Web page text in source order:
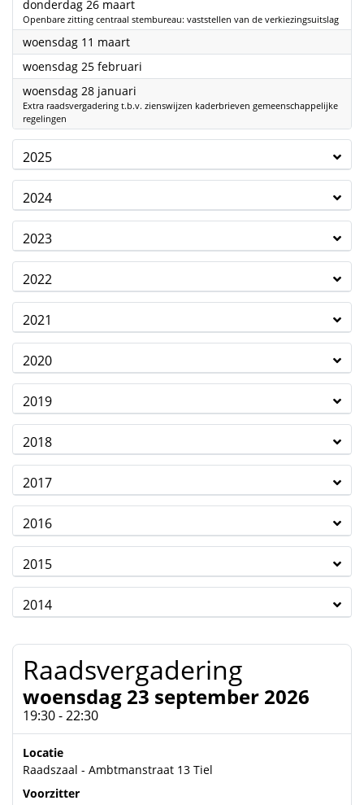
donderdag 26 maart2026
Openbare zitting centraal stembureau: vaststellen van de verkiezingsuitslag
woensdag 11 maart2026
woensdag 25 februari
woensdag 28 januari
Extra raadsvergadering t.b.v. zienswijzen kaderbrieven gemeenschappelijke
regelingen
2025
2024
2023
2022
2021
2020
2019
2018
2017
2016
2015
2014
Raadsvergadering
woensdag 23 september 2026
19:30 - 22:30
Locatie
Raadszaal - Ambtmanstraat 13 Tiel
Voorzitter